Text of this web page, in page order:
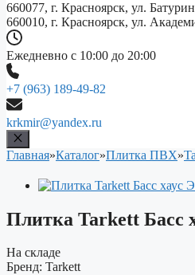
660077, г. Красноярск, ул.
660010, г. Красноярск, ул.
Ежедневно с 10:00 до 20:00
+7 (963) 189-49-82
krkmir@yandex.ru
Главная»Каталог»Плитка ПВХ»
Плитка Tarkett Басс
На складе
Бренд: Tarkett